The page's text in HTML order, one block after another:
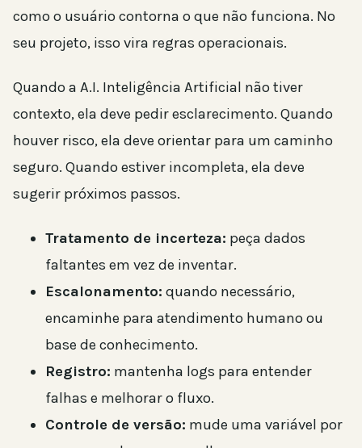
como o usuário contorna o que não funciona. No
seu projeto, isso vira regras operacionais.
Quando a A.I. Inteligência Artificial não tiver
contexto, ela deve pedir esclarecimento. Quando
houver risco, ela deve orientar para um caminho
seguro. Quando estiver incompleta, ela deve
sugerir próximos passos.
Tratamento de incerteza: peça dados
faltantes em vez de inventar.
Escalonamento: quando necessário,
encaminhe para atendimento humano ou
base de conhecimento.
Registro: mantenha logs para entender
falhas e melhorar o fluxo.
Controle de versão: mude uma variável por